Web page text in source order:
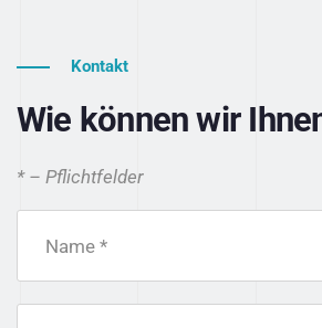
Kontakt
Wie können wir
* – Pflichtfelder
Name *